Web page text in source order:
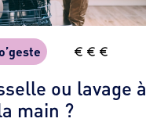
ou lavage à
main ?